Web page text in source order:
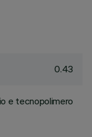
0.43
e tecnopolimero